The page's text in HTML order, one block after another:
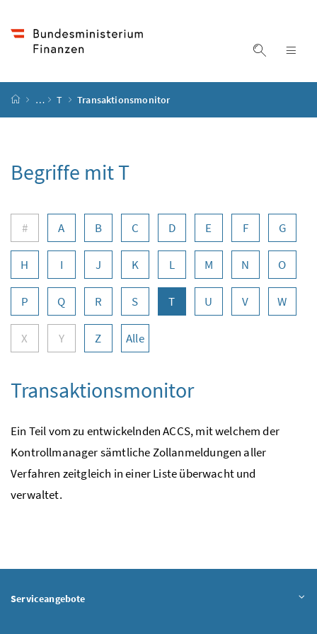
Suche
Startseite
… T Transaktionsmonitor
Begriffe mit T
Buchstabennavigation
# A B C D E F G
H I J K L M N O
P Q R S T U V W
X Y Z Alle
Transaktionsmonitor
Ein Teil vom zu entwickelnden ACCS, mit welchem der
Kontrollmanager sämtliche Zollanmeldungen aller
Verfahren zeitgleich in einer Liste überwacht und
verwaltet.
Serviceangebote